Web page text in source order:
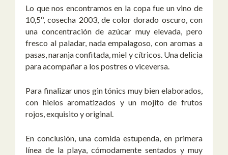
Lo que nos encontramos en la copa fue un vino de
10,5º, cosecha 2003, de color dorado oscuro, con
una concentración de azúcar muy elevada, pero
fresco al paladar, nada empalagoso, con aromas a
pasas, naranja confitada, miel y cítricos. Una delicia
para acompañar a los postres o viceversa.
Para finalizar unos gin tónics muy bien elaborados,
con hielos aromatizados y un mojito de frutos
rojos, exquisito y original.
En conclusión, una comida estupenda, en primera
línea de la playa, cómodamente sentados y muy